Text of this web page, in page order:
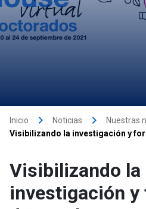
Inicio keyboard_arrow_right Noticias keyboard_arrow_right Nuestras
Visibilizando la investigación y
Visibilizando la
investigación